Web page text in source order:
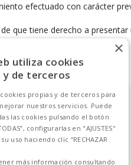
efectuado con carácter
que tiene derecho a
Servicios
Servicios al usuario
utiliza cookies
y de terceros
propias y de terceros para
nuestros servicios. Puede
las cookies pulsando el botón
configurarlas en "AJUSTES"
uso haciendo clic “RECHAZAR
más información consultando
×